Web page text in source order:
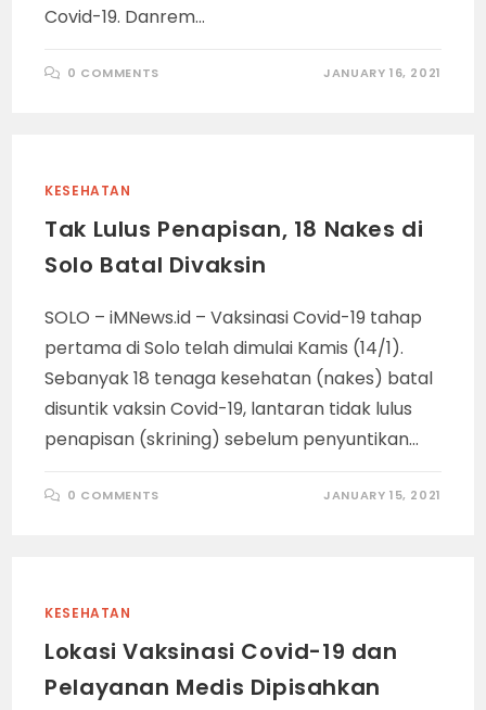
Covid-19. Danrem…
0 COMMENTS JANUARY 16, 2021
KESEHATAN
Tak Lulus Penapisan, 18 Nakes di
Solo Batal Divaksin
SOLO – iMNews.id – Vaksinasi Covid-19 tahap
pertama di Solo telah dimulai Kamis (14/1).
Sebanyak 18 tenaga kesehatan (nakes) batal
disuntik vaksin Covid-19, lantaran tidak lulus
penapisan (skrining) sebelum penyuntikan…
0 COMMENTS JANUARY 15, 2021
KESEHATAN
Lokasi Vaksinasi Covid-19 dan
Pelayanan Medis Dipisahkan